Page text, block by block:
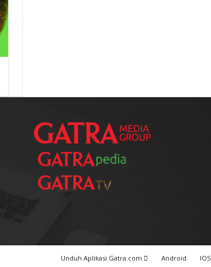
Unduh Aplikasi Gatra.com Android IOS